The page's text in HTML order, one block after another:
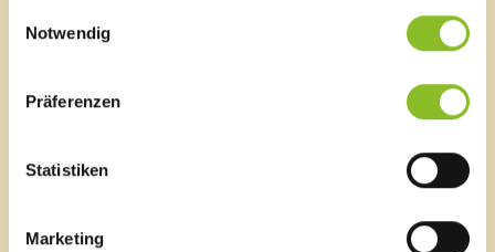
Notwendig
Präferenzen
Statistiken
Marketing
Familienzuschuss
Seniorenverbindungen
Blackout
Blackout
Veranstaltungskalender
Energieeffiziente